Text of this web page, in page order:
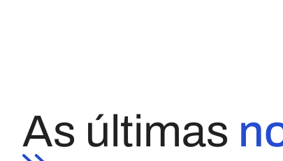
As últimas